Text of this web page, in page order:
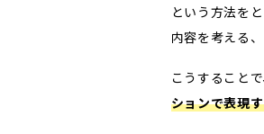
という方法を
内容を考える
こうすること
ションで表現